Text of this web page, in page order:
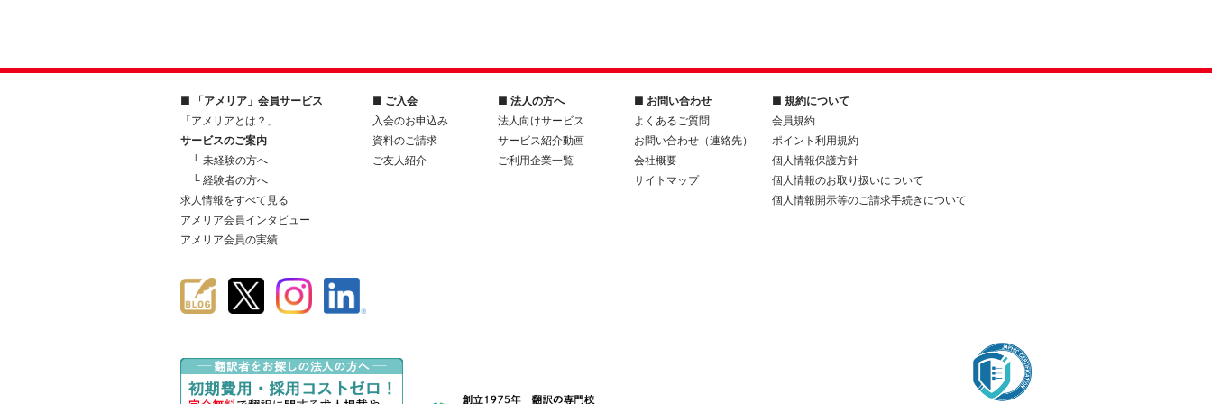
■ 「アメリア」会員サービス
「アメリアとは？」
サービスのご案内
└ 未経験の方へ
└ 経験者の方へ
求人情報をすべて見る
アメリア会員インタビュー
アメリア会員の実績
■ ご入会
入会のお申込み
資料のご請求
ご友人紹介
■ 法人の方へ
法人向けサービス
サービス紹介動画
ご利用企業一覧
■ お問い合わせ
よくあるご質問
お問い合わせ（連絡先）
会社概要
サイトマップ
■ 規約について
会員規約
ポイント利用規約
個人情報保護方針
個人情報のお取り扱いについて
個人情報開示等のご請求手続きについて